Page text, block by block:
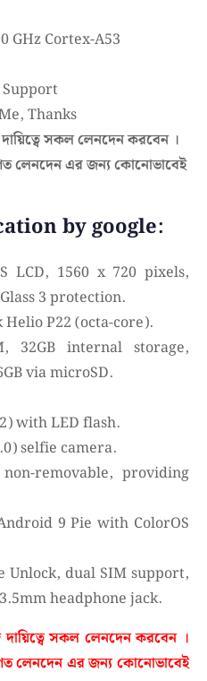
GHz Cortex-A53
Support
Thanks
সকল লেনদেন করবেন ।
লেনদেন এর জন্য কোনোভাবেই
by google:
LCD, 1560 x 720 pixels,
3 protection.
Helio P22 (octa-core).
32GB internal storage,
via microSD.
with LED flash.
selfie camera.
removable, providing
9 Pie with ColorOS
Unlock, dual SIM support,
headphone jack.
দায়িত্বে সকল লেনদেন করবেন ।
লেনদেন এর জন্য কোনোভাবেই